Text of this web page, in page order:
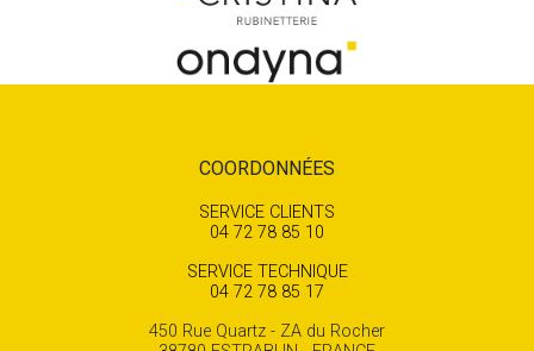
COORDONNÉES
SERVICE CLIENTS
04 72 78 85 10
SERVICE TECHNIQUE
04 72 78 85 17
450 Rue Quartz - ZA du Rocher